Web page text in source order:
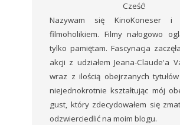
Cześć!
Nazywam się KinoKoneser i
filmoholikiem. Filmy nałogowo
tylko pamiętam. Fascynacja
akcji z udziałem Jeana-Claude'a
wraz z ilością obejrzanych
niejednokrotnie kształtując mój
gust, który zdecydowałem się
odzwierciedlić na moim blogu.